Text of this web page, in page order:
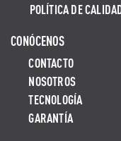
POLÍTICA DE
CONÓCENOS
CONTACTO
NOSOTROS
TECNOLOGÍA
GARANTÍA